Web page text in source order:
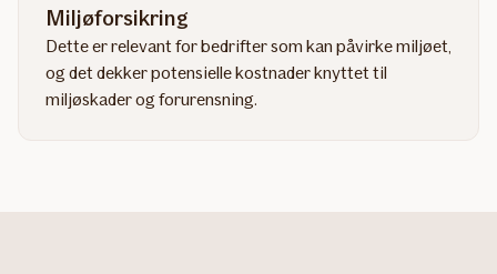
Miljøforsikring
Dette er relevant for bedrifter som kan påvirke miljøet,
og det dekker potensielle kostnader knyttet til
miljøskader og forurensning.